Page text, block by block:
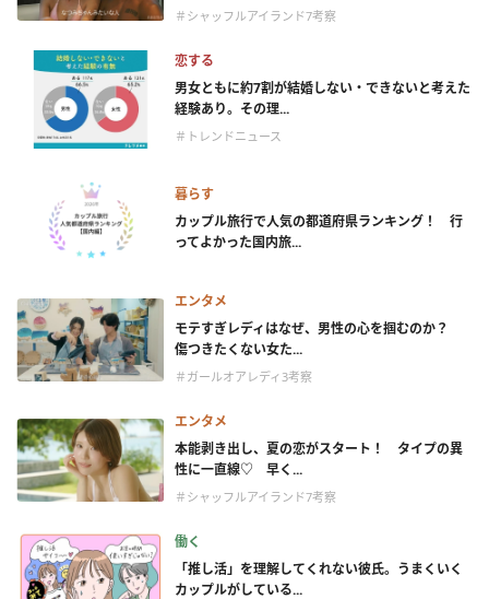
＃シャッフルアイランド7考察
恋する
男女ともに約7割が結婚しない・できないと考えた
経験あり。その理...
＃トレンドニュース
暮らす
カップル旅行で人気の都道府県ランキング！ 行
ってよかった国内旅...
エンタメ
モテすぎレディはなぜ、男性の心を掴むのか？
傷つきたくない女た...
＃ガールオアレディ3考察
エンタメ
本能剥き出し、夏の恋がスタート！ タイプの異
性に一直線♡ 早く...
＃シャッフルアイランド7考察
働く
「推し活」を理解してくれない彼氏。うまくいく
カップルがしている...